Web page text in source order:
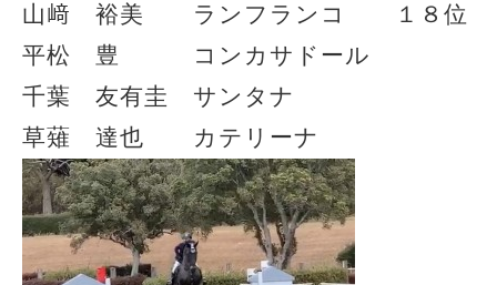
山﨑 裕美 ランフランコ １８位
平松 豊 コンカサドール
千葉 友有圭 サンタナ
草薙 達也 カテリーナ